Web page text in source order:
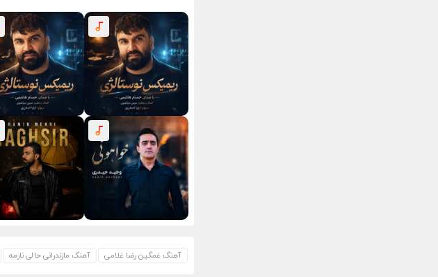
آهنگ غمگین رضا غلامی آهنگ مازندرانی حالی نارمه